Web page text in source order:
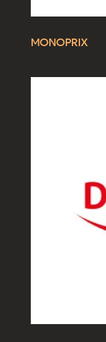
MONOPRIX